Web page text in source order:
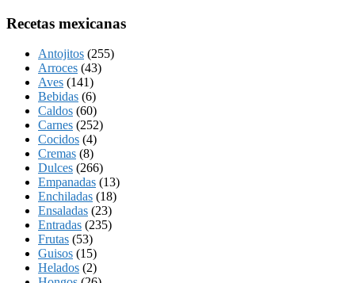
Recetas mexicanas
Antojitos (255)
Arroces (43)
Aves (141)
Bebidas (6)
Caldos (60)
Carnes (252)
Cocidos (4)
Cremas (8)
Dulces (266)
Empanadas (13)
Enchiladas (18)
Ensaladas (23)
Entradas (235)
Frutas (53)
Guisos (15)
Helados (2)